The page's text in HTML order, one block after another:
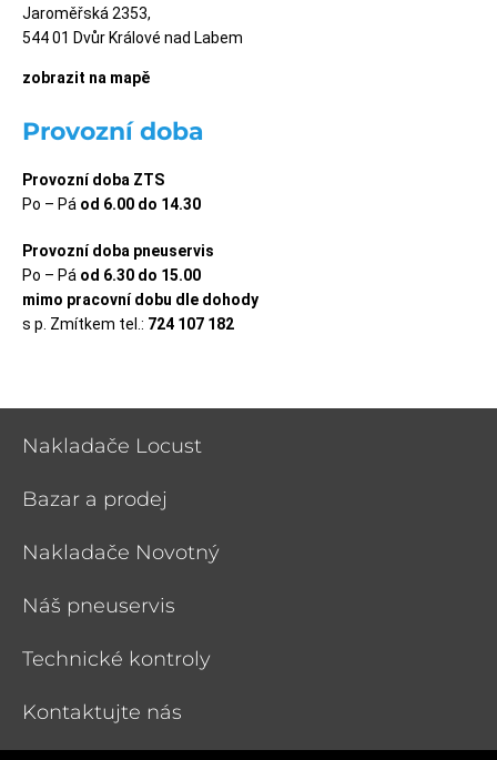
Jaroměřská 2353,
544 01 Dvůr Králové nad Labem
zobrazit na mapě
Provozní doba
Provozní doba ZTS
Po – Pá od 6.00 do 14.30
Provozní doba pneuservis
Po – Pá od 6.30 do 15.00
mimo pracovní dobu dle dohody
s p. Zmítkem tel.: 724 107 182
Nakladače Locust
Bazar a prodej
Nakladače Novotný
Náš pneuservis
Technické kontroly
Kontaktujte nás